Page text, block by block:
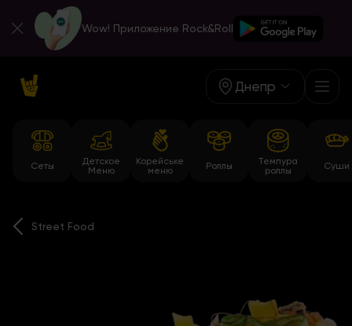
Wow! Приложение Rock&Roll
Днепр
Сеты
Детское
Меню
Корейське
меню
Роллы
Темпура
роллы
Суши
Street Food